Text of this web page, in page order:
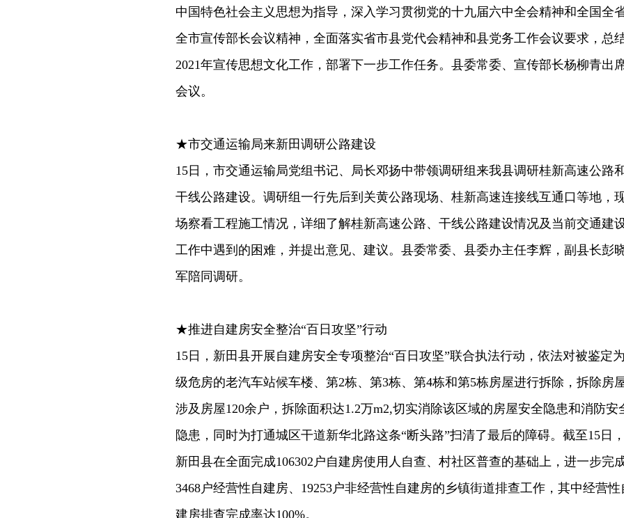
中国特色社会主义思想为指导，深入学习贯彻党的十九届六中全会精神和全国全
全市宣传部长会议精神，全面落实省市县党代会精神和县党务工作会议要求，总
2021年宣传思想文化工作，部署下一步工作任务。县委常委、宣传部长杨柳青出
会议。
★市交通运输局来新田调研公路建设
15日，市交通运输局党组书记、局长邓扬中带领调研组来我县调研桂新高速公路
干线公路建设。调研组一行先后到关黄公路现场、桂新高速连接线互通口等地，
场察看工程施工情况，详细了解桂新高速公路、干线公路建设情况及当前交通建
工作中遇到的困难，并提出意见、建议。县委常委、县委办主任李辉，副县长彭
军陪同调研。
★推进自建房安全整治“百日攻坚”行动
15日，新田县开展自建房安全专项整治“百日攻坚”联合执法行动，依法对被鉴定
级危房的老汽车站候车楼、第2栋、第3栋、第4栋和第5栋房屋进行拆除，拆除房
涉及房屋120余户，拆除面积达1.2万m2,切实消除该区域的房屋安全隐患和消防安
隐患，同时为打通城区干道新华北路这条“断头路”扫清了最后的障碍。截至15日，
新田县在全面完成106302户自建房使用人自查、村社区普查的基础上，进一步完
3468户经营性自建房、19253户非经营性自建房的乡镇街道排查工作，其中经营性
建房排查完成率达100%。